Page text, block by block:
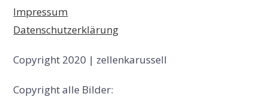
Impressum
Datenschutzerklärung
Copyright 2020 | zellenkarussell
Copyright alle Bilder: